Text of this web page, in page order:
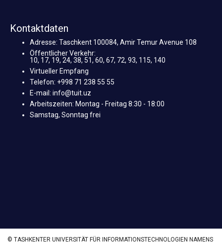
Kontaktdaten
Adresse: Taschkent 100084, Amir Temur Avenue 108
Öffentlicher Verkehr:
10, 17, 19, 24, 38, 51, 60, 67, 72, 93, 115, 140
Virtueller Empfang
Telefon: +998 71 238 55 55
E-mail: info@tuit.uz
Arbeitszeiten: Montag - Freitag 8:30 - 18:00
Samstag, Sonntag frei
© TASHKENTER UNIVERSITÄT FÜR INFORMATIONSTECHNOLOGIEN NAMENS